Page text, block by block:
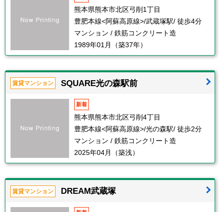
熊本県熊本市北区弓削1丁目
豊肥本線<阿蘇高原線>/武蔵塚駅/ 徒歩4分
マンション / 鉄筋コンクリート造
1989年01月（築37年）
賃貸マンション SQUARE光の森駅前
新着
熊本県熊本市北区弓削4丁目
豊肥本線<阿蘇高原線>/光の森駅/ 徒歩2分
マンション / 鉄筋コンクリート造
2025年04月（築浅）
賃貸マンション DREAM武蔵塚